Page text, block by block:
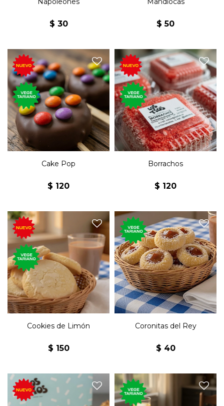
$ 30 $ 50
Tortita de trufa y salchichón
con dulce de leche, similar al
lollipop (chupetín) cubierto
de chocolate y M&M`s.
Cake Pop
$ 120
El histórico bizcocho de la
repostería uruguaya, puesto
en remojo de un almíbar
mezclado con vino blanco,
cubierto de coco.
Borrachos
$ 120
150 gramos de deliciosas
cookies de limón.
Cookies de Limón
$ 150
El clásico bizcocho con
masa de pasta frola,
membrillo y coco.
Coronitas del Rey
$ 40